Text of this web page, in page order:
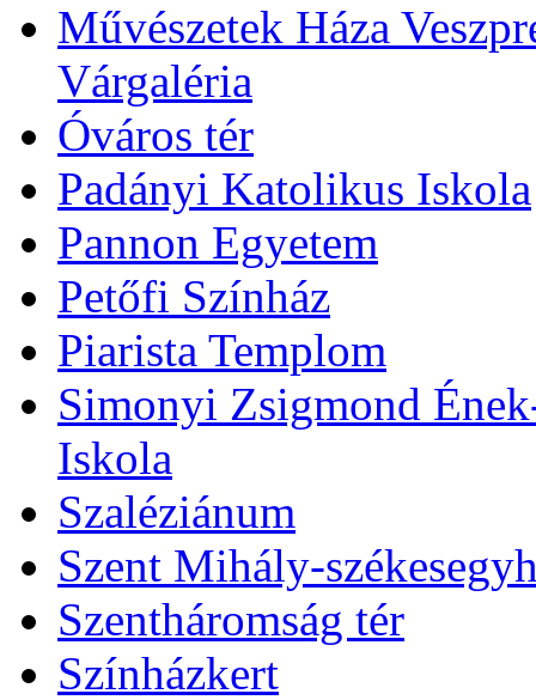
Művészetek Háza
Várgaléria
Óváros tér
Padányi Katolikus Iskola
Pannon Egyetem
Petőfi Színház
Piarista Templom
Simonyi Zsigmond
Iskola
Szaléziánum
Szent Mihály-
Szentháromság tér
Színházkert